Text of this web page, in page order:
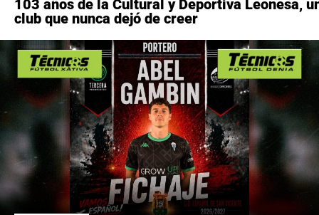
103 años de la Cultural y Deportiva Leonesa,
club que nunca dejó de creer